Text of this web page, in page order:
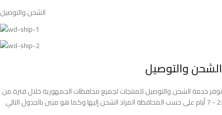
الشحن والتوصيل
الشحن والتوصيل
نوفر خدمة الشحن والتوصيل للمنتجات لجميع محافظات الجمهورية خلال فترة من
2 - 7 أيام على حسب المحافظة المراد الشحن إليها وكما هو مبين بالجدول التالي: